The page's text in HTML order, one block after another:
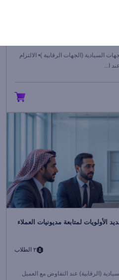
السيادية (الجهات الرقابية )• الالتزام
ا...
الأولويات لمتابعة مديونيات العملاء
٢ الطلاب
(الرقابية) عند التفاوض مع العميل